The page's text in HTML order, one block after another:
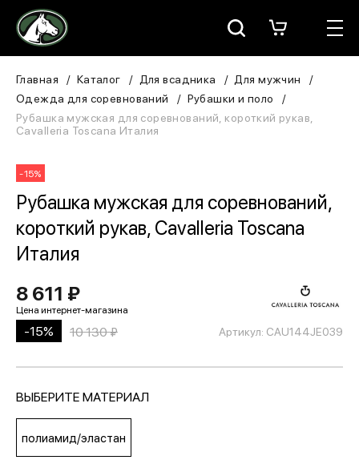
Москва
Для всадника
ЗООТОВАРЫ
Для собаки
Сувениры/Подарки
МЕДИА
ПОКУПАТЕЛЯМ
Главная Каталог Для всадника
Для мужчин
Одежда для соревнований
Рубашки и поло
Рубашка мужская для соревнований, короткий рукав,
Cavalleria Toscana Италия
-15%
Рубашка мужская для соревнований,
короткий рукав, Cavalleria Toscana
Италия
Артикул: CAU144JE039
8 611 ₽
-15% 10 130 ₽
ВЫБЕРИТЕ МАТЕРИАЛ
полиамид/эластан